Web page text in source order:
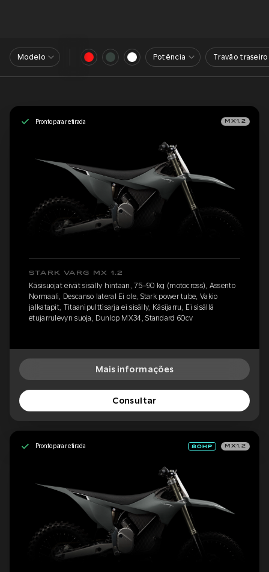
Modelo Potência Travão traseiro
Pronto para retirada MX1.2
STARK VARG MX 1.2
Käsisuojat eivät sisälly hintaan, 75–90 kg (motocross), Assento
Normaali, Descanso lateral Ei ole, Stark power tube, Vakio
jalkatapit, Titaanipulttisarja ei sisälly, Käsijarru, Ei sisällä
etujarrulevyn suoja, Dunlop MX34, Standard 60cv
Mais informações
Consultar
Pronto para retirada MX1.2